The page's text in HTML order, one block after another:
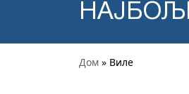
Дом » Виле